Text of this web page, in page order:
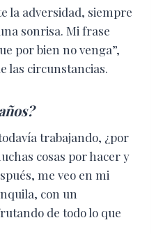
la adversidad, siempre
sonrisa. Mi frase
por bien no venga”,
las circunstancias.
trabajando, ¿por
cosas por hacer y
me veo en mi
con un
de todo lo que